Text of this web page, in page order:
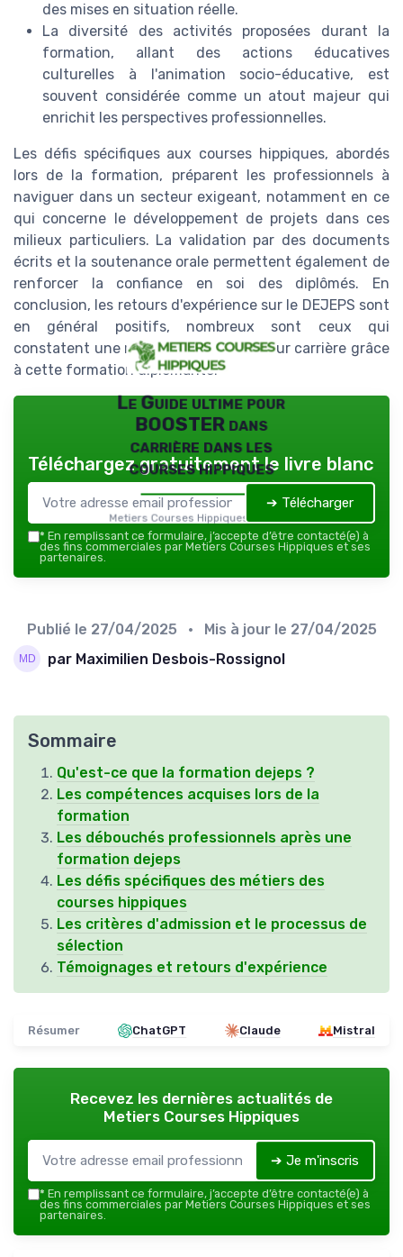
des mises en situation réelle.
La diversité des activités proposées durant la
formation, allant des actions éducatives
culturelles à l'animation socio-éducative, est
souvent considérée comme un atout majeur qui
enrichit les perspectives professionnelles.
Les défis spécifiques aux courses hippiques, abordés
lors de la formation, préparent les professionnels à
naviguer dans un secteur exigeant, notamment en ce
qui concerne le développement de projets dans ces
milieux particuliers. La validation par des documents
écrits et la soutenance orale permettent également de
renforcer la confiance en soi des diplômés. En
conclusion, les retours d'expérience sur le DEJEPS sont
en général positifs, nombreux sont ceux qui
constatent une réelle avancée dans leur carrière grâce
à cette formation diplômante.
Le Guide ultime pour
BOOSTER dans
carrière dans les
courses hippiques
Metiers Courses Hippiques — 2026
Téléchargez gratuitement le livre blanc
➔ Télécharger
* En remplissant ce formulaire, j’accepte d’être contacté(e) à
des fins commerciales par Metiers Courses Hippiques et ses
partenaires.
Publié le 27/04/2025 • Mis à jour le 27/04/2025
par Maximilien Desbois-Rossignol
Sommaire
Qu'est-ce que la formation dejeps ?
Les compétences acquises lors de la
formation
Les débouchés professionnels après une
formation dejeps
Les défis spécifiques des métiers des
courses hippiques
Les critères d'admission et le processus de
sélection
Témoignages et retours d'expérience
Résumer ChatGPT Claude Mistral
Recevez les dernières actualités de
Metiers Courses Hippiques
➔ Je m'inscris
* En remplissant ce formulaire, j’accepte d’être contacté(e) à
des fins commerciales par Metiers Courses Hippiques et ses
partenaires.